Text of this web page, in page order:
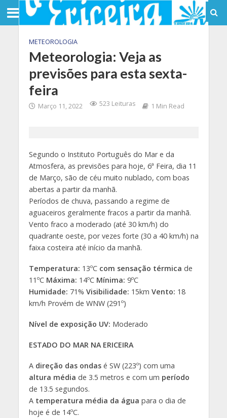
METEOROLOGIA
Meteorologia: Veja as
previsões para esta sexta-
feira
Março 11, 2022 523 Leituras 1 Min Read
Segundo o Instituto Português do Mar e da
Atmosfera, as previsões para hoje, 6ª Feira, dia 11
de Março, são de céu muito nublado, com boas
abertas a partir da manhã.
Períodos de chuva, passando a regime de
aguaceiros geralmente fracos a partir da manhã.
Vento fraco a moderado (até 30 km/h) do
quadrante oeste, por vezes forte (30 a 40 km/h) na
faixa costeira até início da manhã.
Temperatura: 13ºC com sensação térmica de
11ºC Máxima: 14ºC Mínima: 9ºC
Humidade: 71% Visibilidade: 15km Vento: 18
km/h Provém de WNW (291º)
Nível de exposição UV: Moderado
ESTADO DO MAR NA ERICEIRA
A direção das ondasé SW (223º) com uma
altura média de 3.5 metros e com um período
de 13.5 segundos.
A temperatura média da água para o dia de
hoje é de 14ºC.